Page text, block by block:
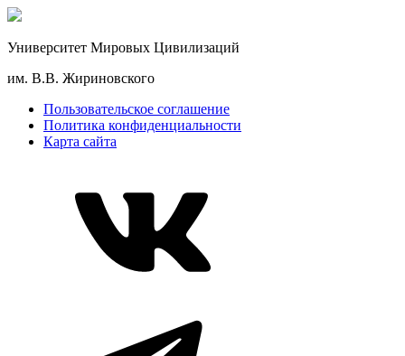
Университет Мировых Цивилизаций
им. В.В. Жириновского
Пользовательское соглашение
Политика конфиденциальности
Карта сайта